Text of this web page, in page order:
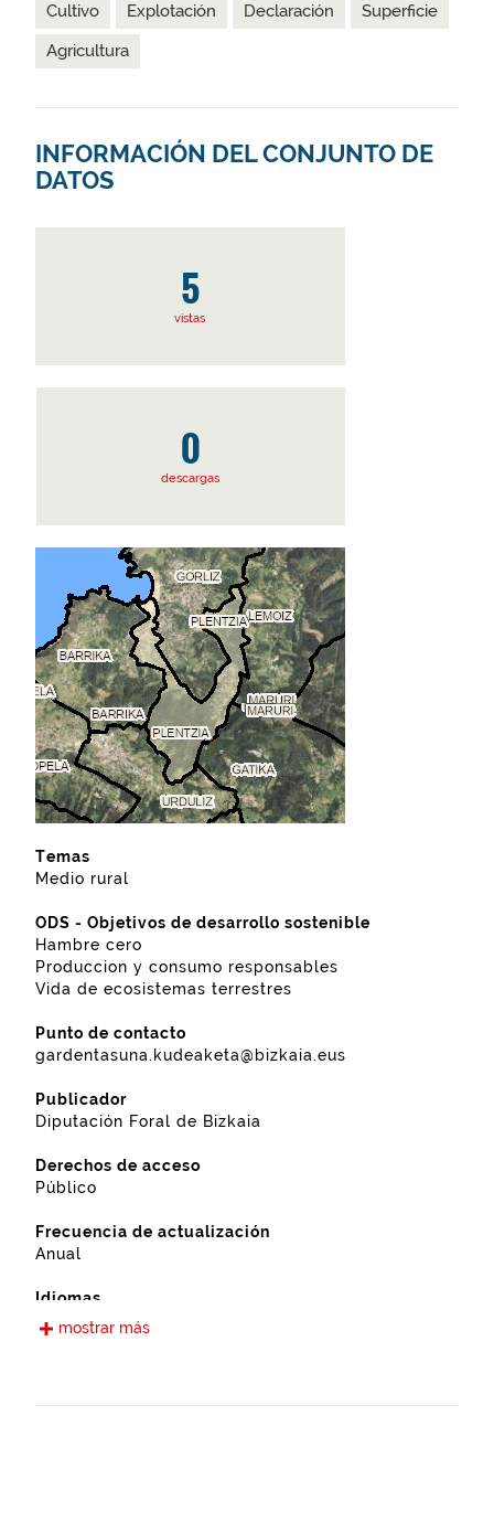
Cultivo Explotación Declaración
Superficie
Agricultura
INFORMACIÓN DEL CONJUNTO DE
DATOS
5
vistas
0
descargas
Temas
Medio rural
ODS - Objetivos de desarrollo sostenible
Hambre cero
Produccion y consumo responsables
Vida de ecosistemas terrestres
Punto de contacto
gardentasuna.kudeaketa@bizkaia.eus
Publicador
Diputación Foral de Bizkaia
Derechos de acceso
Público
Frecuencia de actualización
Anual
Idiomas
Castellano
mostrar más